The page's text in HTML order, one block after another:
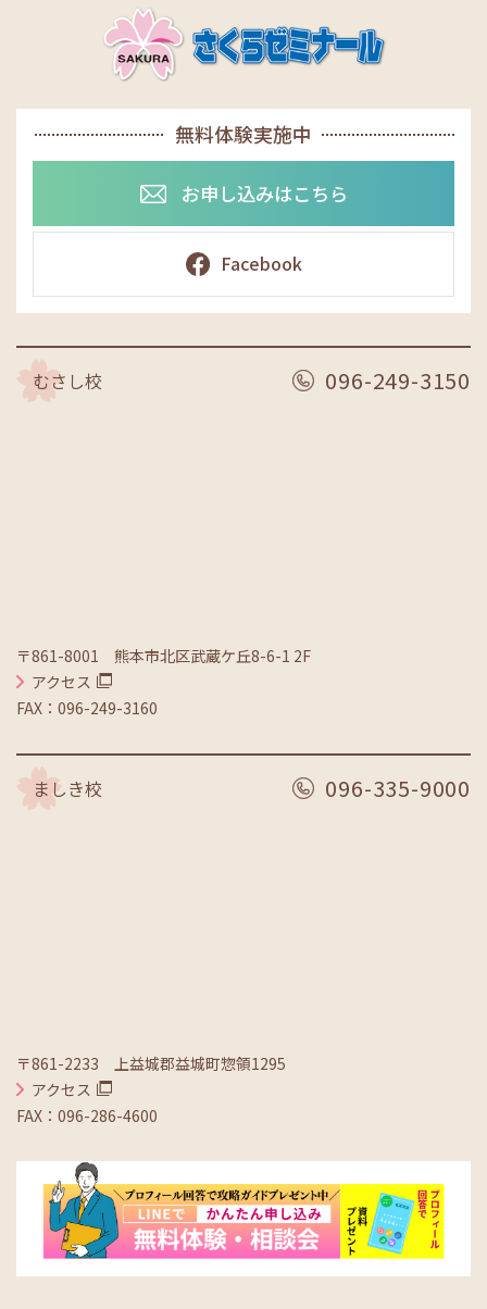
無料体験実施中
お申し込みはこちら
Facebook
むさし校 096-249-3150
〒861-8001 熊本市北区武蔵ケ丘8-6-1 2F
アクセス
FAX：096-249-3160
ましき校 096-335-9000
〒861-2233 上益城郡益城町惣領1295
アクセス
FAX：096-286-4600